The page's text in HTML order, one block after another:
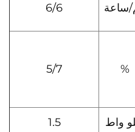
ساعة 6/6
%
5/7
واط 1.5